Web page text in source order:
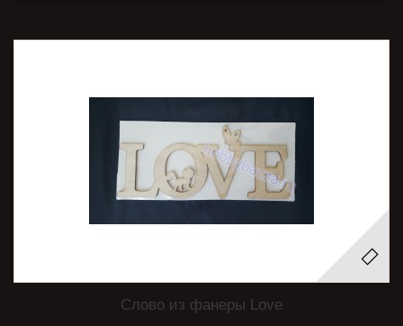
Слово из фанеры Love